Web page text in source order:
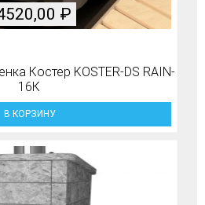
Костер KOSTER-DS RAIN-
16К
₽
В КОРЗИНУ